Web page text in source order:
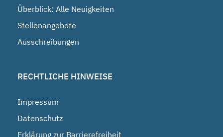
Überblick: Alle Neuigkeiten
Stellenangebote
Ausschreibungen
RECHTLICHE HINWEISE
Impressum
Datenschutz
Erklärung zur Barrierefreiheit